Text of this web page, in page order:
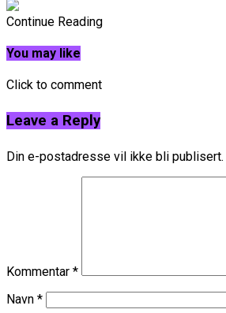
Continue Reading
You may like
Click to comment
Leave a Reply
Din e-postadresse vil ikke bli publisert.
Kommentar *
Navn *